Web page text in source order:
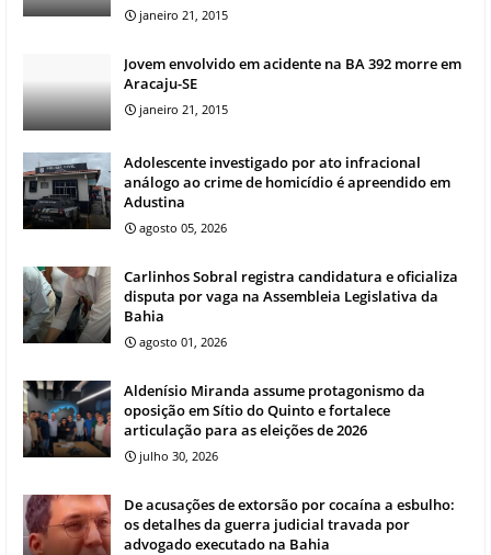
janeiro 21, 2015
Jovem envolvido em acidente na BA 392 morre em
Aracaju-SE
janeiro 21, 2015
Adolescente investigado por ato infracional
análogo ao crime de homicídio é apreendido em
Adustina
agosto 05, 2026
Carlinhos Sobral registra candidatura e oficializa
disputa por vaga na Assembleia Legislativa da
Bahia
agosto 01, 2026
Aldenísio Miranda assume protagonismo da
oposição em Sítio do Quinto e fortalece
articulação para as eleições de 2026
julho 30, 2026
De acusações de extorsão por cocaína a esbulho:
os detalhes da guerra judicial travada por
advogado executado na Bahia